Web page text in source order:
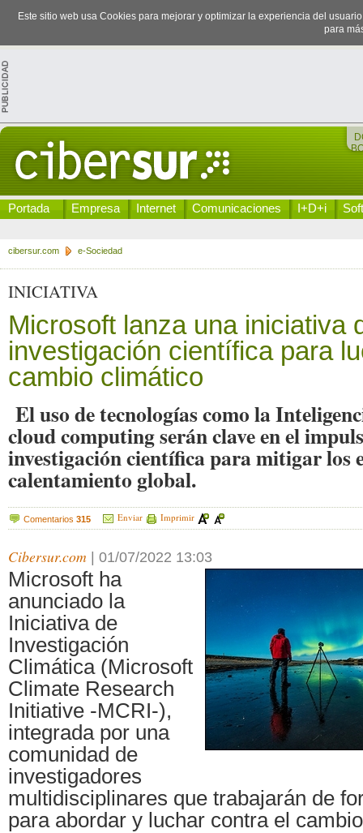
Este sitio web usa Cookies para mejorar y optimizar la experiencia del
para
Portada Empresa Internet Comunicaciones I+D+i
cibersur.com e-Sociedad
INICIATIVA
Microsoft lanza una iniciativa
investigación científica para
cambio climático
El uso de tecnologías como la
cloud computing serán clave en el
investigación científica para mitigar los
calentamiento global.
Comentarios 315 Enviar Imprimir
Cibersur.com 01/07/2022 13:03
Microsoft ha
anunciado la
Iniciativa de
Investigación
Climática (Microsoft
Climate Research
Initiative -MCRI-),
integrada por una
comunidad de
investigadores
multidisciplinares que trabajarán de
para abordar y luchar contra el